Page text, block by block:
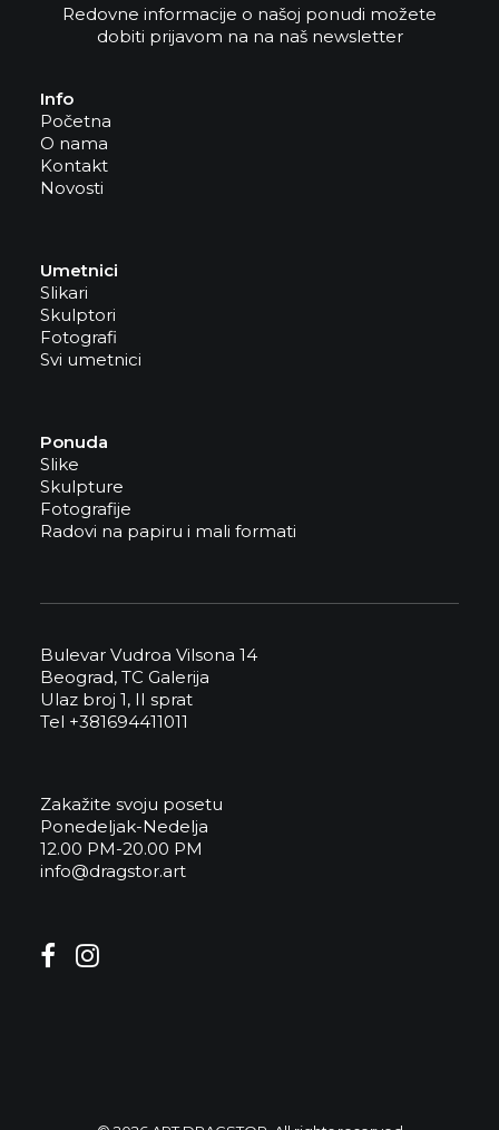
Redovne informacije o našoj ponudi možete
dobiti prijavom na na naš newsletter
Info
Početna
O nama
Kontakt
Novosti
Umetnici
Slikari
Skulptori
Fotografi
Svi umetnici
Ponuda
Slike
Skulpture
Fotografije
Radovi na papiru i mali formati
Bulevar Vudroa Vilsona 14
Beograd, TC Galerija
Ulaz broj 1, II sprat
Tel +381694411011
Zakažite svoju posetu
Ponedeljak-Nedelja
12.00 PM-20.00 PM
info@dragstor.art